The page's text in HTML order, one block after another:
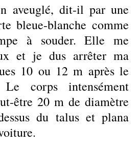
aveuglé, dit-il par une
bleue-blanche comme
à souder. Elle me
et je dus arrêter ma
10 ou 12 m après le
Le corps intensément
être 20 m de diamètre
du talus et plana